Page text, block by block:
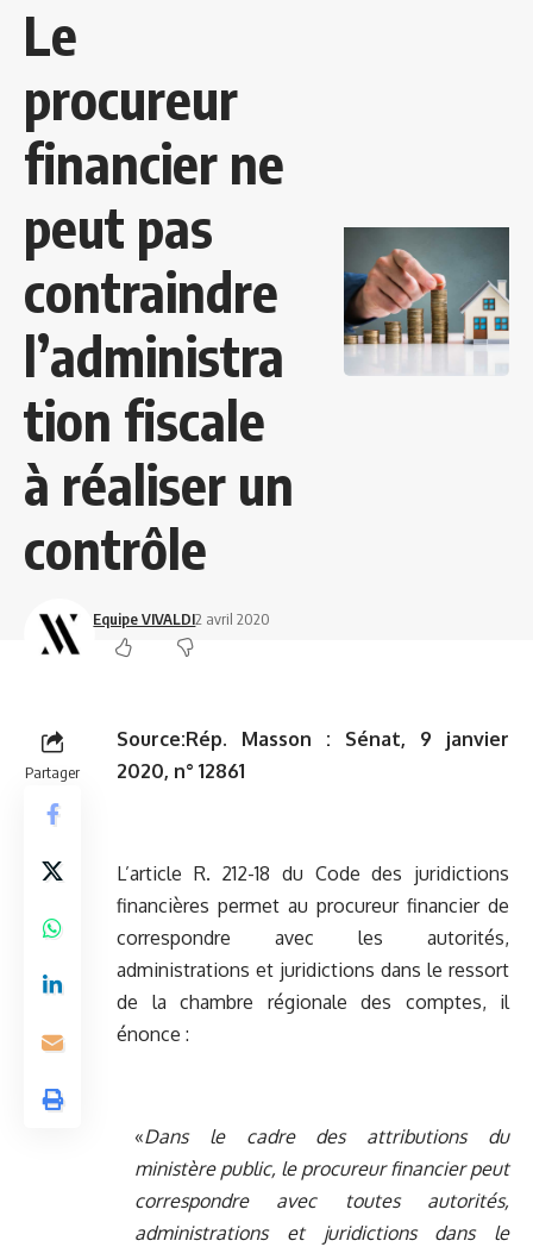
Le
procureur
financier ne
peut pas
contraindre
l’administra
tion fiscale
à réaliser un
contrôle
Equipe VIVALDI2 avril 2020
Partager
Source:Rép. Masson : Sénat, 9 janvier
2020, n° 12861
L’article R. 212-18 du Code des juridictions
financières permet au procureur financier de
correspondre avec les autorités,
administrations et juridictions dans le ressort
de la chambre régionale des comptes, il
énonce :
«Dans le cadre des attributions du
ministère public, le procureur financier peut
correspondre avec toutes autorités,
administrations et juridictions dans le